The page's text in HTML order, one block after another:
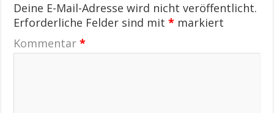
Deine E-Mail-Adresse wird nicht veröffentlicht.
Erforderliche Felder sind mit* markiert
Kommentar*